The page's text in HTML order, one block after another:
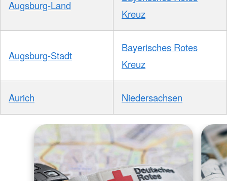
Augsburg-Land
Kreuz
Augsburg-Stadt
Bayerisches Rotes
Kreuz
Aurich Niedersachsen